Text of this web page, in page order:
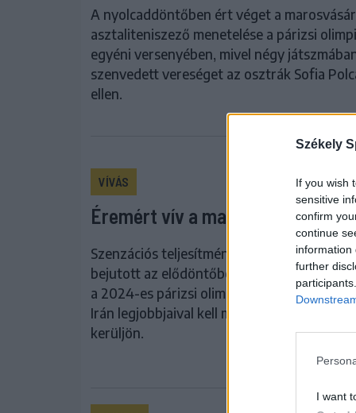
Székely
If you wish
sensitive
confirm
continue
information
further
I want
A nyolcaddöntőben ért véget a
asztaliteniszező menetelése a párizsi
egyéni versenyében, mivel négy
szenvedett vereséget az osztrák Sofia
ellen.
VÍVÁS
Éremért vív a magyar férfi
Szenzációs teljesítménnyel, az olaszokat
bejutott az elődöntőbe a magyar a férfi
a 2024-es párizsi olimpián, ahol szerdán
Irán legjobbjaival kell megküzdenie, hogy a
kerüljön.